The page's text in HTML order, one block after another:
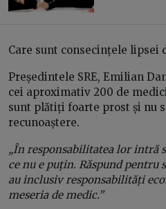
Care sunt consecințele lipsei
Președintele SRE, Emilian
cei aproximativ 200 de
sunt plătiți foarte prost și nu
recunoaștere.
„În responsabilitatea lor intră
ce nu e puțin. Răspund pentru
au inclusiv responsabilități
meseria de medic.”